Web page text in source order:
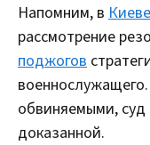
Напомним, в Киеве
рассмотрение
поджогов
обвиняемыми, суд
доказанной.